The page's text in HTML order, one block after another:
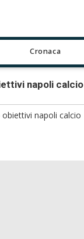
Cronaca
napoli calcio
obiettivi napoli calcio